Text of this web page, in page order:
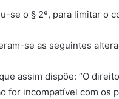
§ 2º, para limitar o
se as seguintes
assim dispõe: “O
for incompatível com os